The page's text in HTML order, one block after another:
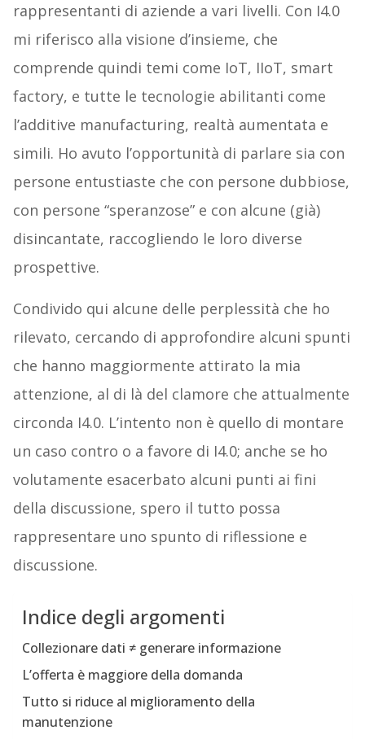
rappresentanti di aziende a vari livelli. Con I4.0
mi riferisco alla visione d’insieme, che
comprende quindi temi come IoT, IIoT, smart
factory, e tutte le tecnologie abilitanti come
l’additive manufacturing, realtà aumentata e
simili. Ho avuto l’opportunità di parlare sia con
persone entustiaste che con persone dubbiose,
con persone “speranzose” e con alcune (già)
disincantate, raccogliendo le loro diverse
prospettive.
Condivido qui alcune delle perplessità che ho
rilevato, cercando di approfondire alcuni spunti
che hanno maggiormente attirato la mia
attenzione, al di là del clamore che attualmente
circonda I4.0. L’intento non è quello di montare
un caso contro o a favore di I4.0; anche se ho
volutamente esacerbato alcuni punti ai fini
della discussione, spero il tutto possa
rappresentare uno spunto di riflessione e
discussione.
Indice degli argomenti
Collezionare dati ≠ generare informazione
L’offerta è maggiore della domanda
Tutto si riduce al miglioramento della
manutenzione